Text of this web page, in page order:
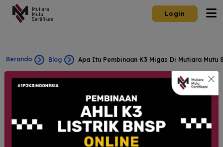
Login
Beranda Blog Apa Itu Pembinaan K3 Migas Di Mutiara Mutu